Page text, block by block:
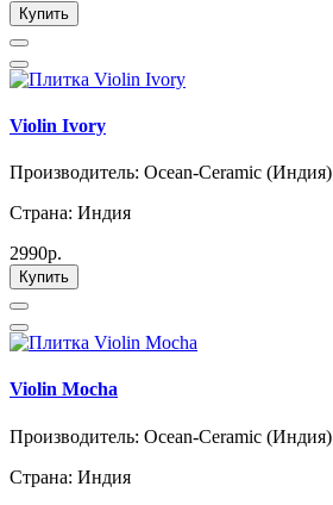
Купить
Violin Ivory
Производитель: Ocean-Ceramic (Индия)
Страна: Индия
2990р.
Купить
Violin Mocha
Производитель: Ocean-Ceramic (Индия)
Страна: Индия